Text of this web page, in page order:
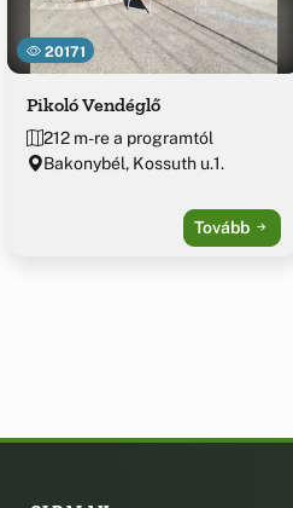
20171
Pikoló Vendéglő
212 m-re a programtól
Bakonybél, Kossuth u.1.
Tovább